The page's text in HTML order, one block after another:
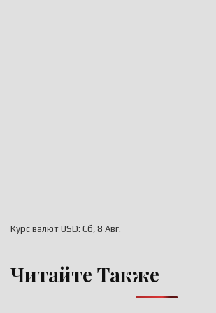
Курс валют USD: Сб, 8 Авг.
Читайте Также